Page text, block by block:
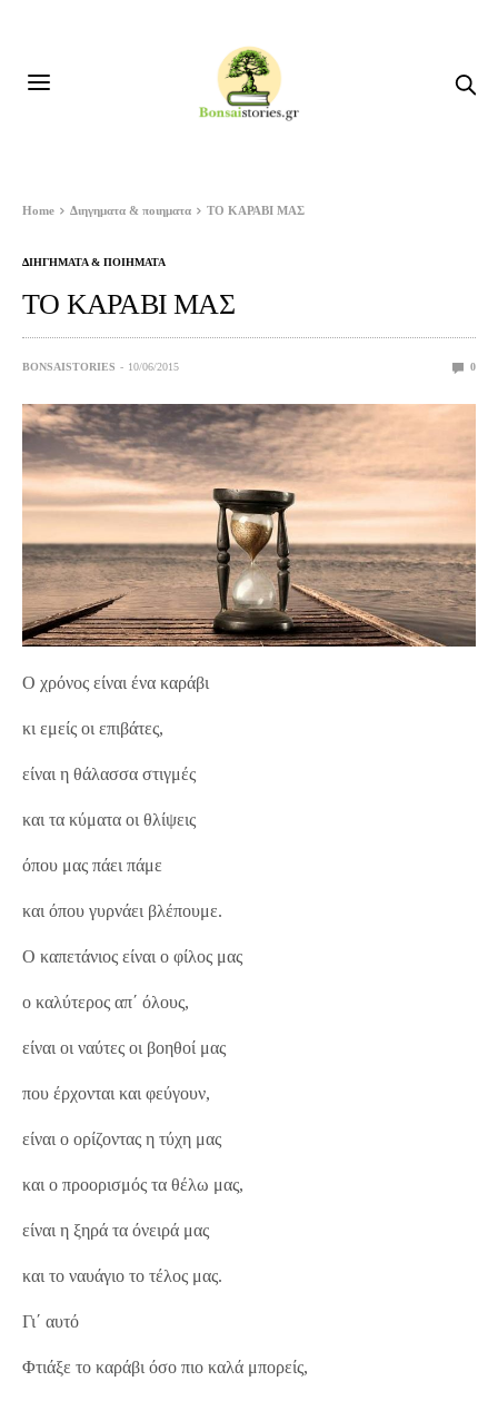
Home Διηγηματα & ποιηματα ΤΟ ΚΑΡΑΒΙ ΜΑΣ
ΔΙΗΓΗΜΑΤΑ & ΠΟΙΗΜΑΤΑ
ΤΟ ΚΑΡΑΒΙ ΜΑΣ
BONSAISTORIES 10/06/2015 0
Ο χρόνος είναι ένα καράβι
κι εμείς οι επιβάτες,
είναι η θάλασσα στιγμές
και τα κύματα οι θλίψεις
όπου μας πάει πάμε
και όπου γυρνάει βλέπουμε.
Ο καπετάνιος είναι ο φίλος μας
ο καλύτερος απ΄ όλους,
είναι οι ναύτες οι βοηθοί μας
που έρχονται και φεύγουν,
είναι ο ορίζοντας η τύχη μας
και ο προορισμός τα θέλω μας,
είναι η ξηρά τα όνειρά μας
και το ναυάγιο το τέλος μας.
Γι΄ αυτό
Φτιάξε το καράβι όσο πιο καλά μπορείς,